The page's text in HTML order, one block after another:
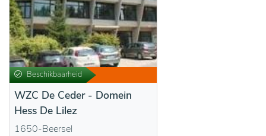
Beschikbaarheid
WZC De Ceder - Domein
Hess De Lilez
1650-Beersel